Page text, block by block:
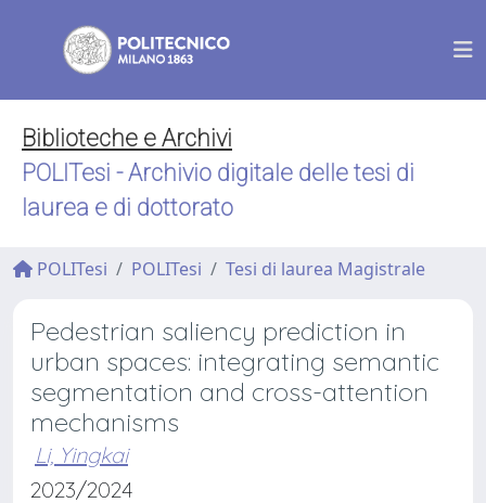
Biblioteche e Archivi
POLITesi - Archivio digitale delle tesi di
laurea e di dottorato
POLITesi POLITesi Tesi di laurea Magistrale
Pedestrian saliency prediction in
urban spaces: integrating semantic
segmentation and cross-attention
mechanisms
Li, Yingkai
2023/2024